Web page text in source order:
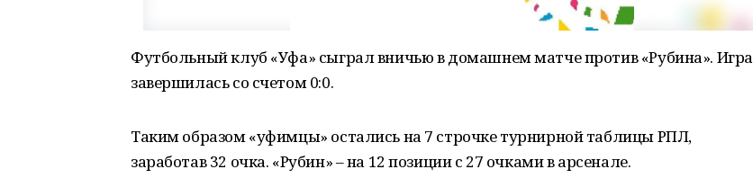
Футбольный клуб «Уфа» сыграл вничью в домашнем матче против «Рубина». Игра
завершилась со счетом 0:0.
Таким образом «уфимцы» остались на 7 строчке турнирной таблицы РПЛ,
заработав 32 очка. «Рубин» – на 12 позиции с 27 очками в арсенале.